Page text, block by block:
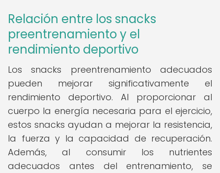
Relación entre los snacks
preentrenamiento y el
rendimiento deportivo
Los snacks preentrenamiento adecuados
pueden mejorar significativamente el
rendimiento deportivo. Al proporcionar al
cuerpo la energía necesaria para el ejercicio,
estos snacks ayudan a mejorar la resistencia,
la fuerza y la capacidad de recuperación.
Además, al consumir los nutrientes
adecuados antes del entrenamiento, se